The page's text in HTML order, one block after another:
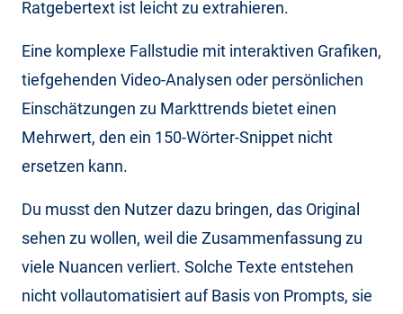
Ratgebertext ist leicht zu extrahieren.
Eine komplexe Fallstudie mit interaktiven Grafiken,
tiefgehenden Video-Analysen oder persönlichen
Einschätzungen zu Markttrends bietet einen
Mehrwert, den ein 150-Wörter-Snippet nicht
ersetzen kann.
Du musst den Nutzer dazu bringen, das Original
sehen zu wollen, weil die Zusammenfassung zu
viele Nuancen verliert. Solche Texte entstehen
nicht vollautomatisiert auf Basis von Prompts, sie